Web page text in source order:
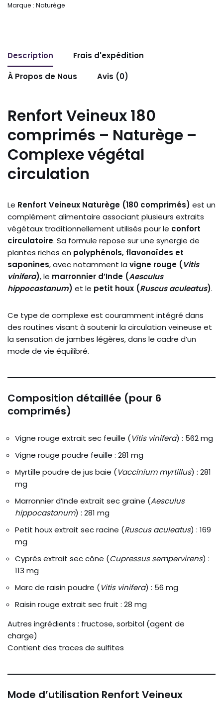
Marque : Naturège
Description
Frais d'expédition
À Propos de Nous
Avis (0)
Renfort Veineux 180
comprimés – Naturège –
Complexe végétal
circulation
Le Renfort Veineux Naturège (180 comprimés) est un
complément alimentaire associant plusieurs extraits
végétaux traditionnellement utilisés pour le confort
circulatoire. Sa formule repose sur une synergie de
plantes riches en polyphénols, flavonoïdes et
saponines, avec notamment la vigne rouge ( Vitis
vinifera), le marronnier d’Inde (Aesculus
hippocastanum) et le petit houx (Ruscus aculeatus).
Ce type de complexe est couramment intégré dans
des routines visant à soutenir la circulation veineuse et
la sensation de jambes légères, dans le cadre d’un
mode de vie équilibré.
Composition détaillée (pour 6
comprimés)
Vigne rouge extrait sec feuille (Vitis vinifera) : 562 mg
Vigne rouge poudre feuille : 281 mg
Myrtille poudre de jus baie (Vaccinium myrtillus) : 281
mg
Marronnier d’Inde extrait sec graine (Aesculus
hippocastanum) : 281 mg
Petit houx extrait sec racine (Ruscus aculeatus) : 169
mg
Cyprès extrait sec cône (Cupressus sempervirens) :
113 mg
Marc de raisin poudre (Vitis vinifera) : 56 mg
Raisin rouge extrait sec fruit : 28 mg
Autres ingrédients : fructose, sorbitol (agent de
charge)
Contient des traces de sulfites
Mode d’utilisation Renfort Veineux